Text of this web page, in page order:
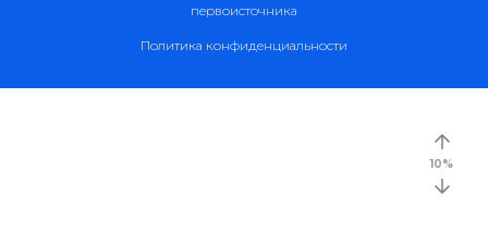
10%
первоисточника
Политика конфиденциальности